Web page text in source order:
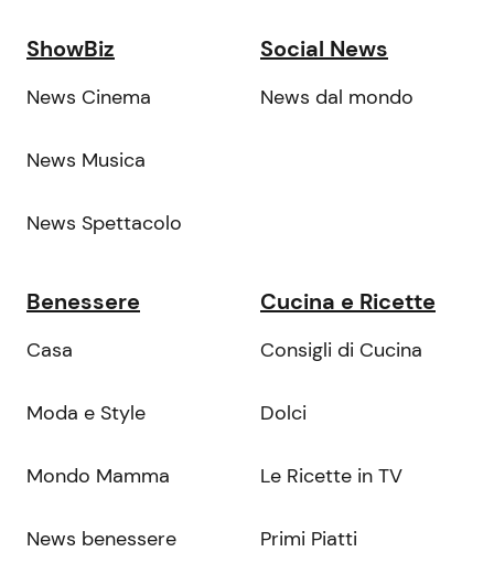
ShowBiz
News Cinema
News Musica
News Spettacolo
Social News
News dal mondo
Benessere
Casa
Moda e Style
Mondo Mamma
News benessere
Cucina e Ricette
Consigli di Cucina
Dolci
Le Ricette in TV
Primi Piatti